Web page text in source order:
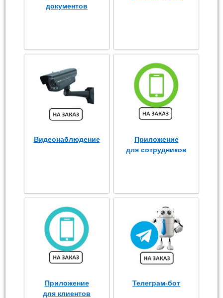
документов
Видеонаблюдение
Приложение
для сотрудников
Приложение
для клиентов
Телеграм-бот